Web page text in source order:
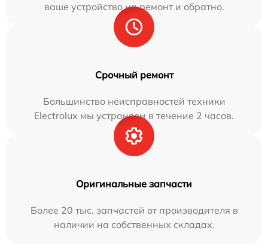
ваше устройство на ремонт и обратно.
Срочный ремонт
Большинство неисправностей техники
Electrolux мы устраняем в течение 2 часов.
Оригинальные запчасти
Более 20 тыс. запчастей от производителя в
наличии на собственных складах.